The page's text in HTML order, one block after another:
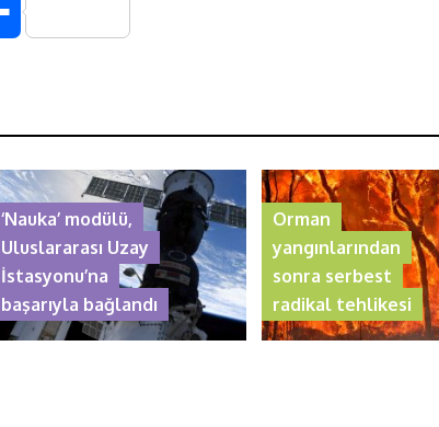
S
r
e
‘Nauka’ modülü,
Uluslararası Uzay
İstasyonu’na
başarıyla bağlandı
Orman
yangınlarından
sonra serbest
radikal tehlikesi